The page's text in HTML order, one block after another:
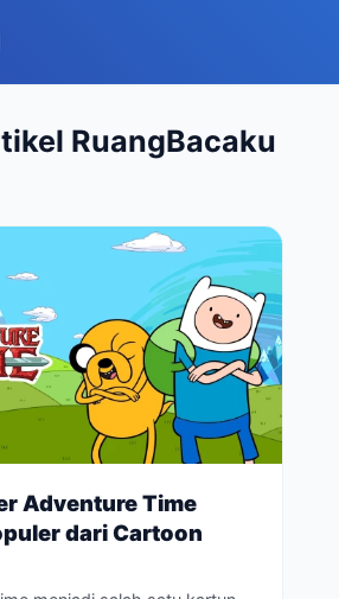
RuangBacaku
Adventure Time
dari Cartoon